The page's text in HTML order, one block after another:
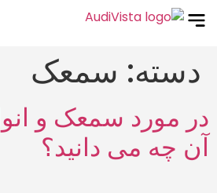
دسته: سمعک
در مورد سمعک و
آن چه می دانید؟